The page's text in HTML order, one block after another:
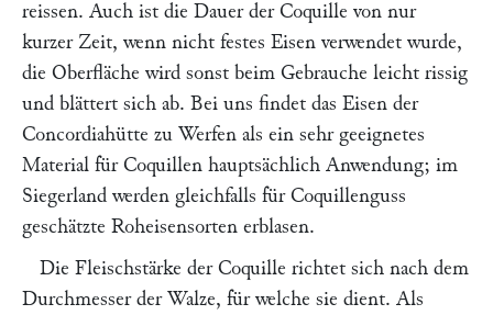
reissen. Auch ist die Dauer der Coquille von nur
kurzer Zeit, wenn nicht festes Eisen verwendet wurde,
die Oberfläche wird sonst beim Gebrauche leicht rissig
und blättert sich ab. Bei uns findet das Eisen der
Concordiahütte zu Werfen als ein sehr geeignetes
Material für Coquillen hauptsächlich Anwendung; im
Siegerland werden gleichfalls für Coquillenguss
geschätzte Roheisensorten erblasen.
Die Fleischstärke der Coquille richtet sich nach dem
Durchmesser der Walze, für welche sie dient. Als